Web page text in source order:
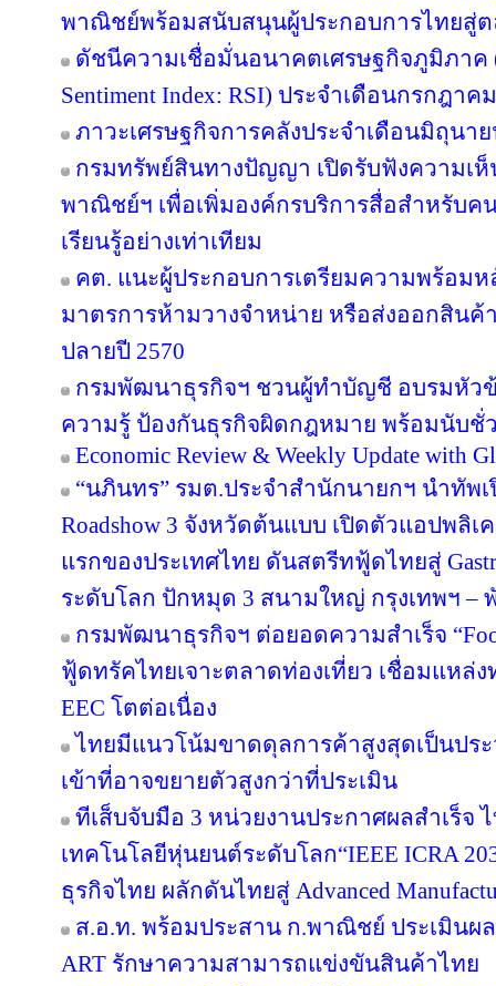
พาณิชย์พร้อมสนับสนุนผู้ประกอบการไทยสู่
ดัชนีความเชื่อมั่นอนาคตเศรษฐกิจภูมิภาค
Sentiment Index: RSI) ประจำเดือนกรกฎาค
ภาวะเศรษฐกิจการคลังประจำเดือนมิถุนาย
กรมทรัพย์สินทางปัญญา เปิดรับฟังความเห็
พาณิชย์ฯ เพื่อเพิ่มองค์กรบริการสื่อสำหรับค
เรียนรู้อย่างเท่าเทียม
คต. แนะผู้ประกอบการเตรียมความพร้อมห
มาตรการห้ามวางจำหน่าย หรือส่งออกสินค้
ปลายปี 2570
กรมพัฒนาธุรกิจฯ ชวนผู้ทำบัญชี อบรมหัวข้
ความรู้ ป้องกันธุรกิจผิดกฎหมาย พร้อมนับชั่ว
Economic Review & Weekly Update with
“นภินทร” รมต.ประจำสำนักนายกฯ นำทัพเปิ
Roadshow 3 จังหวัดต้นแบบ เปิดตัวแอปพลิเค
แรกของประเทศไทย ดันสตรีทฟู้ดไทยสู่
ระดับโลก ปักหมุด 3 สนามใหญ่ กรุงเทพฯ –
กรมพัฒนาธุรกิจฯ ต่อยอดความสำเร็จ
ฟู้ดทรัคไทยเจาะตลาดท่องเที่ยว เชื่อมแหล่ง
EEC โตต่อเนื่อง
ไทยมีแนวโน้มขาดดุลการค้าสูงสุดเป็นปร
เข้าที่อาจขยายตัวสูงกว่าที่ประเมิน
ทีเส็บจับมือ 3 หน่วยงานประกาศผลสำเร็จ
เทคโนโลยีหุ่นยนต์ระดับโลก“IEEE ICRA
ธุรกิจไทย ผลักดันไทยสู่ Advanced
ส.อ.ท. พร้อมประสาน ก.พาณิชย์ ประเมินผ
ART รักษาความสามารถแข่งขันสินค้าไทย